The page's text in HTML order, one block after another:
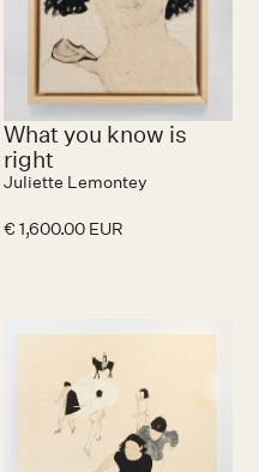
What you know is
right
Juliette Lemontey
€ 1,600.00 EUR
No items found.